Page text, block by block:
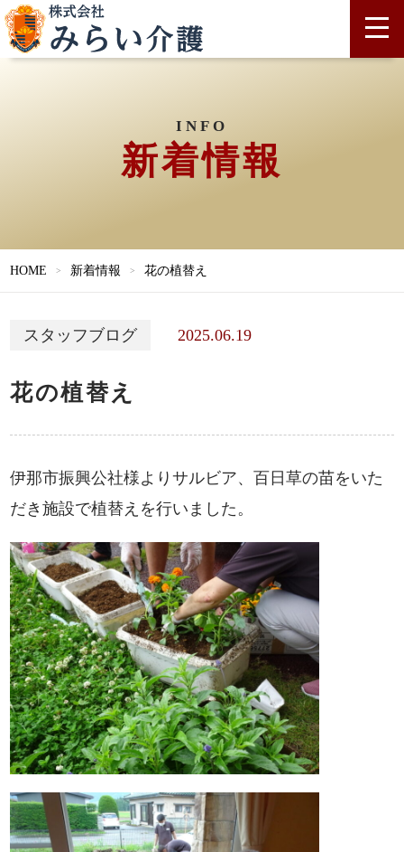
INFO
新着情報
HOME 新着情報 花の植替え
スタッフブログ 2025.06.19
花の植替え
伊那市振興公社様よりサルビア、百日草の苗をいた
だき施設で植替えを行いました。